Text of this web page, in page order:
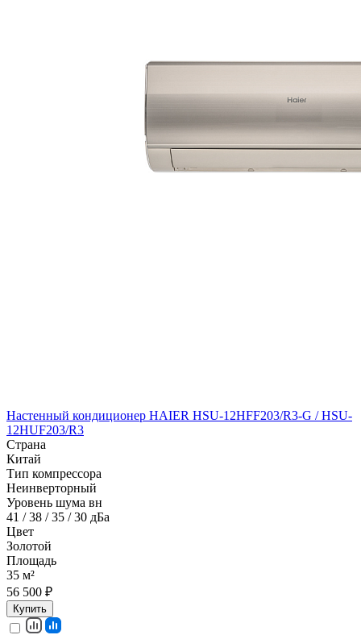
Настенный кондиционер HAIER HSU-12HFF203/R3-G / HSU-
12HUF203/R3
Страна
Китай
Тип компрессора
Неинверторный
Уровень шума вн
41 / 38 / 35 / 30 дБа
Цвет
Золотой
Площадь
35 м²
56 500 ₽
Купить